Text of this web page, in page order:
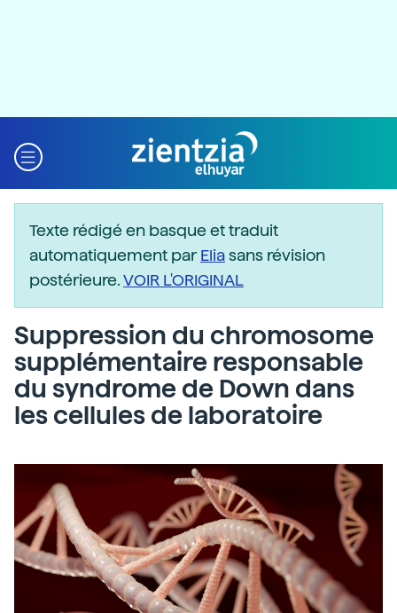
Texte rédigé en basque et traduit
automatiquement parEliasans révision
postérieure.VOIR L'ORIGINAL
Suppression du chromosome
supplémentaire responsable
du syndrome de Down dans
les cellules de laboratoire